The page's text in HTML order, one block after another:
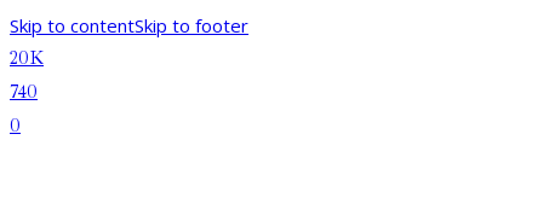
Skip to contentSkip to footer
20K
740
0